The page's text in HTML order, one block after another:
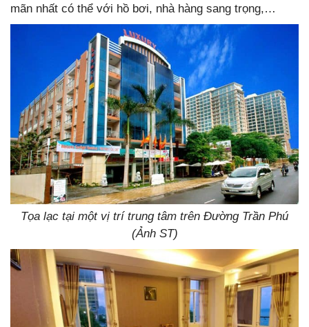
mãn nhất có thể với hồ bơi, nhà hàng sang trọng,…
Tọa lạc tại một vị trí trung tâm trên Đường Trần Phú
(Ảnh ST)